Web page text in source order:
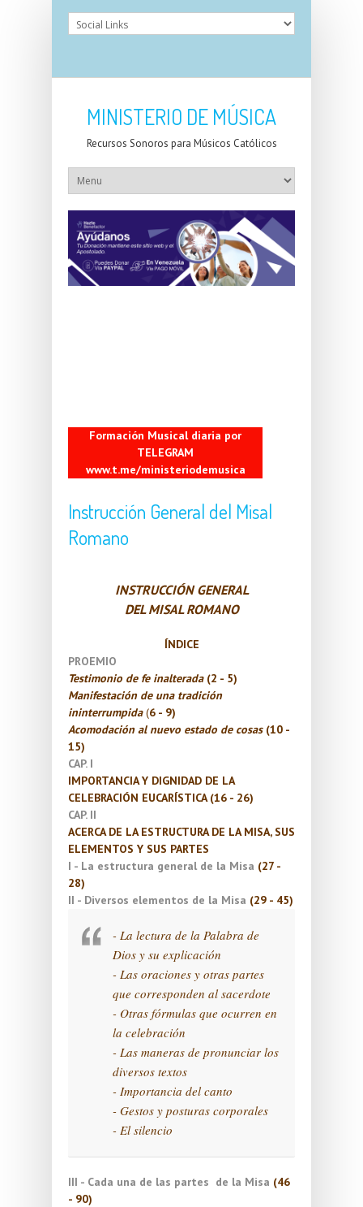
MINISTERIO DE MÚSICA
Recursos Sonoros para Músicos Católicos
Formación Musical diaria por
TELEGRAM
www.t.me/ministeriodemusica
Instrucción General del Misal
Romano
INSTRUCCIÓN GENERAL
DEL MISAL ROMANO
ÍNDICE
PROEMIO
Testimonio de fe inalterada (2 - 5)
Manifestación de una tradición
ininterrumpida(6 - 9)
Acomodación al nuevo estado de cosas (10 -
15)
CAP. I
IMPORTANCIA Y DIGNIDAD DE LA
CELEBRACIÓN EUCARÍSTICA (16 - 26)
CAP. II
ACERCA DE LA ESTRUCTURA DE LA MISA, SUS
ELEMENTOS Y SUS PARTES
I - La estructura general de la Misa (27 -
28)
II - Diversos elementos de la Misa (29 - 45)
- La lectura de la Palabra de
Dios y su explicación
- Las oraciones y otras partes
que corresponden al sacerdote
- Otras fórmulas que ocurren en
la celebración
- Las maneras de pronunciar los
diversos textos
- Importancia del canto
- Gestos y posturas corporales
- El silencio
III - Cada una de las partes de la Misa (46
- 90)